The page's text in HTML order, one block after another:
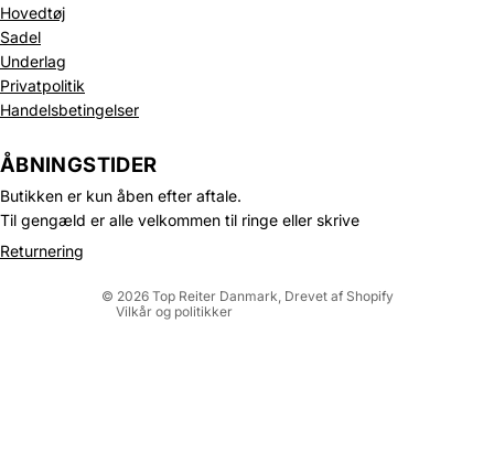
Hovedtøj
Sadel
Underlag
Privatpolitik
Handelsbetingelser
ÅBNINGSTIDER
Butikken er kun åben efter aftale.
Til gengæld er alle velkommen til ringe eller skrive
Returnering
© 2026 Top Reiter Danmark , Drevet af Shopify
Vilkår og politikker
Politik om beskyttelse af persondata
Refusionspolitik
Leveringspolitik